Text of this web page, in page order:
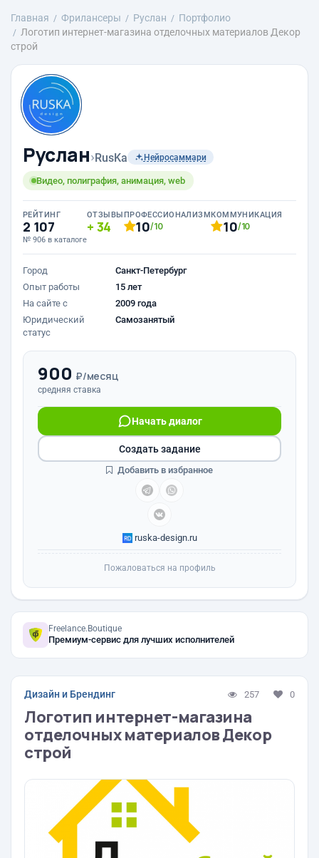
Главная Фрилансеры Руслан
Портфолио
Логотип интернет-магазина отделочных материалов Декор
строй
Руслан›RusKa Нейросаммари
Видео, полиграфия, анимация, web
РЕЙТИНГ
2 107
№ 906 в каталоге
ОТЗЫВЫ
34
ПРОФЕССИОНАЛИЗМ
10/10
КОММУНИКАЦИЯ
10/10
Город
Санкт-Петербург
Опыт работы
15 лет
На сайте с
2009 года
Юридический
статус
Самозанятый
900 ₽/месяц
средняя ставка
Начать диалог
ruska-design.ru
Создать задание
Добавить в избранное
Пожаловаться на профиль
Freelance.Boutique
Премиум-сервис для лучших исполнителей
Дизайн и Брендинг 257 0
Логотип интернет-магазина
отделочных материалов Декор
строй